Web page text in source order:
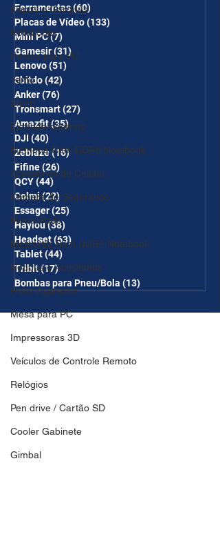
Copos e Garrafas
Notebooks
Fontes para PC
Temu
Shein
Eletrodomésticos
Memória Ram DDR5 Notebook
Acessórios de Celular
Câmera de Segurança
MousePads
Memórtia Ram DDR4 Notebook
Roupas e Acessórios
Robô Aspirador
Mesa para PC
Impressoras 3D
Veículos de Controle Remoto
Relógios
Pen drive / Cartão SD
Cooler Gabinete
Gimbal
Ferramentas(60)
Placas de Vídeo(133)
Mini PC(7)
Gamesir(31)31 posts
Lenovo(51)
8bitdo(42)
Anker(76)
Tronsmart(27)
Amazfit(35)35 posts
DJI (40)
Zeblaze(16)16 posts
Fifine(26) 26 posts
QCY(44)
Colmi(22) 22 posts
Essager(25)
Haylou(38)
Headset(63)63 posts
Tablet(44)
Tribit(17)17 posts
Bombas para Pneu/Bola (13)